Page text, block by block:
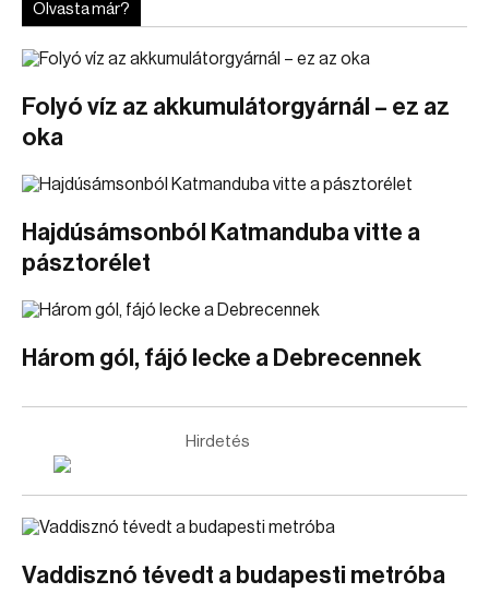
Olvasta már?
Folyó víz az akkumulátorgyárnál – ez az
oka
Hajdúsámsonból Katmanduba vitte a
pásztorélet
Három gól, fájó lecke a Debrecennek
Hirdetés
Vaddisznó tévedt a budapesti metróba